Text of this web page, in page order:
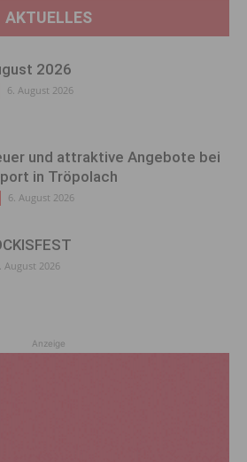
AKTUELLES
2026
6. August 2026
und attraktive Angebote bei
in Tröpolach
6. August 2026
August 2026
Anzeige